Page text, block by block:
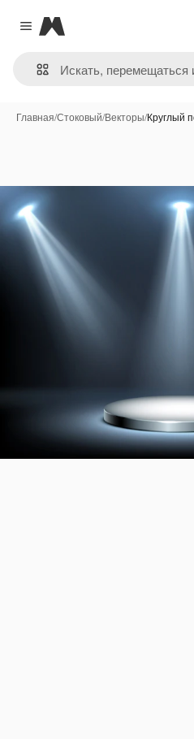
Close menu
Magnific
Главная/Стоковый/Векторы/Круглый